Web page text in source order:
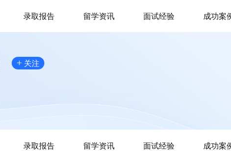
录取报告 留学资讯 面试经验 成功案
+ 关注
录取报告 留学资讯 面试经验 成功案